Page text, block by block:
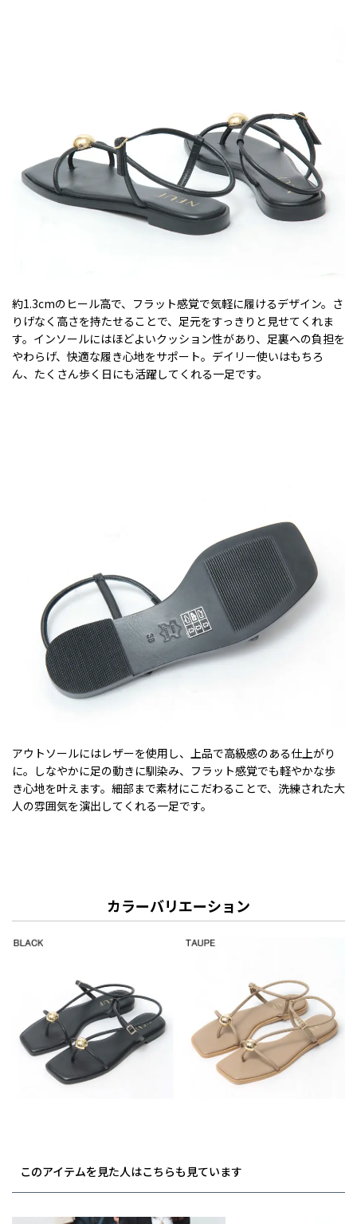
約1.3cmのヒール高で、フラット感覚で気軽に履けるデザイン。さ
りげなく高さを持たせることで、足元をすっきりと見せてくれま
す。インソールにはほどよいクッション性があり、足裏への負担を
やわらげ、快適な履き心地をサポート。デイリー使いはもちろ
ん、たくさん歩く日にも活躍してくれる一足です。
アウトソールにはレザーを使用し、上品で高級感のある仕上がり
に。しなやかに足の動きに馴染み、フラット感覚でも軽やかな歩
き心地を叶えます。細部まで素材にこだわることで、洗練された大
人の雰囲気を演出してくれる一足です。
カラーバリエーション
このアイテムを見た人はこちらも見ています